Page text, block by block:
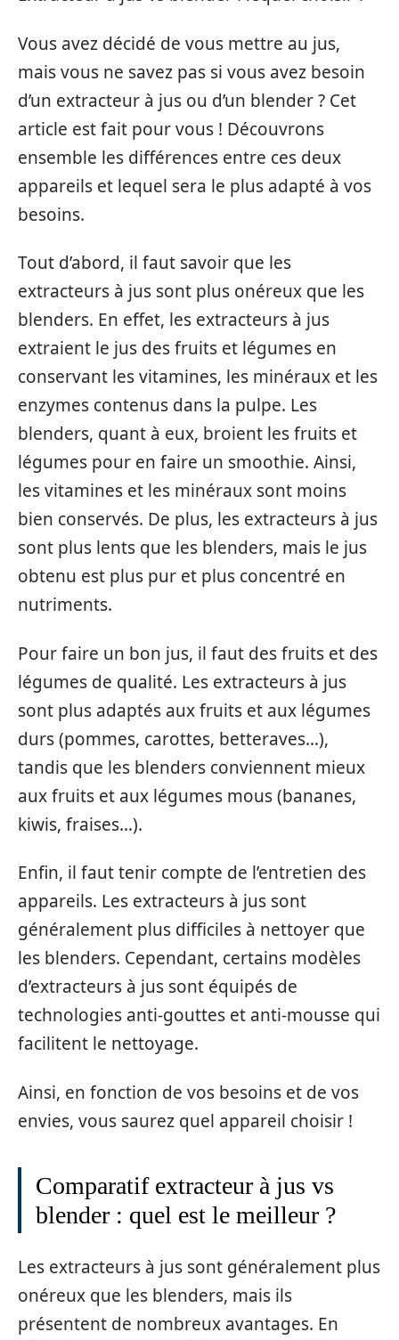
Vous avez décidé de vous mettre au jus,
mais vous ne savez pas si vous avez besoin
d’un extracteur à jus ou d’un blender ? Cet
article est fait pour vous ! Découvrons
ensemble les différences entre ces deux
appareils et lequel sera le plus adapté à vos
besoins.
Tout d’abord, il faut savoir que les
extracteurs à jus sont plus onéreux que les
blenders. En effet, les extracteurs à jus
extraient le jus des fruits et légumes en
conservant les vitamines, les minéraux et les
enzymes contenus dans la pulpe. Les
blenders, quant à eux, broient les fruits et
légumes pour en faire un smoothie. Ainsi,
les vitamines et les minéraux sont moins
bien conservés. De plus, les extracteurs à jus
sont plus lents que les blenders, mais le jus
obtenu est plus pur et plus concentré en
nutriments.
Pour faire un bon jus, il faut des fruits et des
légumes de qualité. Les extracteurs à jus
sont plus adaptés aux fruits et aux légumes
durs (pommes, carottes, betteraves…),
tandis que les blenders conviennent mieux
aux fruits et aux légumes mous (bananes,
kiwis, fraises…).
Enfin, il faut tenir compte de l’entretien des
appareils. Les extracteurs à jus sont
généralement plus difficiles à nettoyer que
les blenders. Cependant, certains modèles
d’extracteurs à jus sont équipés de
technologies anti-gouttes et anti-mousse qui
facilitent le nettoyage.
Ainsi, en fonction de vos besoins et de vos
envies, vous saurez quel appareil choisir !
Comparatif extracteur à jus vs
blender : quel est le meilleur ?
Les extracteurs à jus sont généralement plus
onéreux que les blenders, mais ils
présentent de nombreux avantages. En